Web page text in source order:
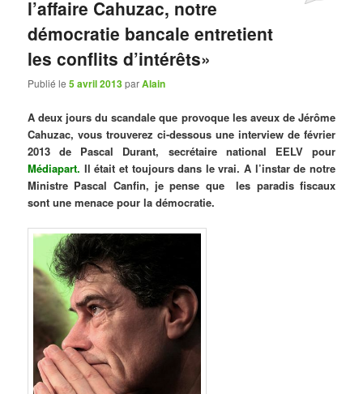
l’affaire Cahuzac, notre
démocratie bancale entretient
les conflits d’intérêts»
Publié le5 avril 2013parAlain
A deux jours du scandale que provoque les aveux de Jérôme
Cahuzac, vous trouverez ci-dessous une interview de février
2013 de Pascal Durant, secrétaire national EELV pour
Médiapart. Il était et toujours dans le vrai. A l’instar de notre
Ministre Pascal Canfin, je pense que les paradis fiscaux
sont une menace pour la démocratie.